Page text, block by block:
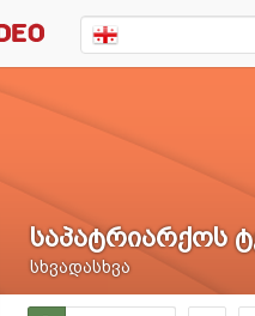
საპატრიარქოს
სხვადასხვა